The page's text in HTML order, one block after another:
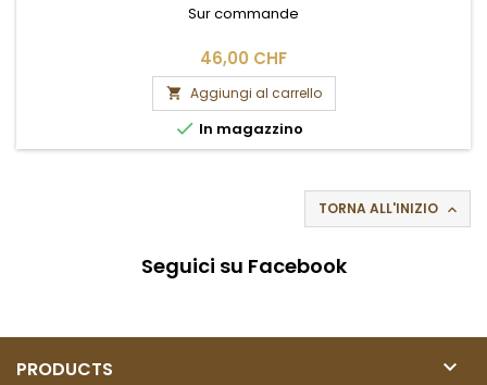
Sur commande
46,00 CHF
 Aggiungi al carrello
 In magazzino
TORNA ALL'INIZIO 
Seguici su Facebook
PRODUCTS 